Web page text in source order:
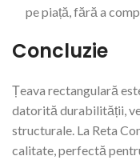
pe piață, fără a
Concluzie
Țeava rectangulară
datorită durabilității,
structurale. La Reta
calitate, perfectă